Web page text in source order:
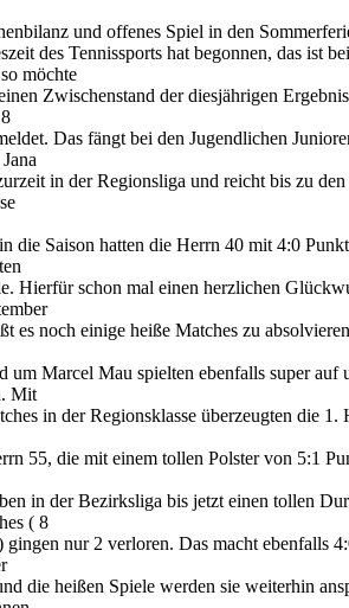
und offenes Spiel in den
des Tennissports hat begonnen, das ist
möchte
Zwischenstand der diesjährigen
Das fängt bei den Jugendlichen
in der Regionsliga und reicht bis zu
die Saison hatten die Herrn 40 mit 4:0
Hierfür schon mal einen herzlichen
es noch einige heiße Matches zu
um Marcel Mau spielten ebenfalls super auf
Mit
in der Regionsklasse überzeugten die
55, die mit einem tollen Polster von 5:1
in der Bezirksliga bis jetzt einen tollen
( 8
nur 2 verloren. Das macht ebenfalls
die heißen Spiele werden sie weiterhin